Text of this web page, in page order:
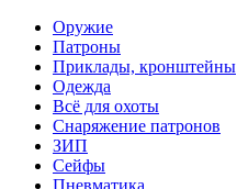
Оружие
Патроны
Приклады, кронштейны
Одежда
Всё для охоты
Снаряжение патронов
ЗИП
Сейфы
Пневматика